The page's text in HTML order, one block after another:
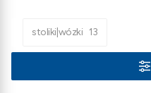
stoliki|wózki 13